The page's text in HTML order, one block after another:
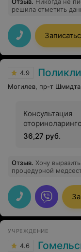
решила отметить
входят в положение
специалисту в
обращалась
направлена к
поблагодарить Веряскина Михаила
назначает всегда
4.9
Могилев, пр-т
Консультация
36,27 руб.
Отзыв. Хочу
процедурной медсестре, кабинета 218, К
процентам. Умение
УЧРЕЖДЕНИЕ
4.6 Гомельская